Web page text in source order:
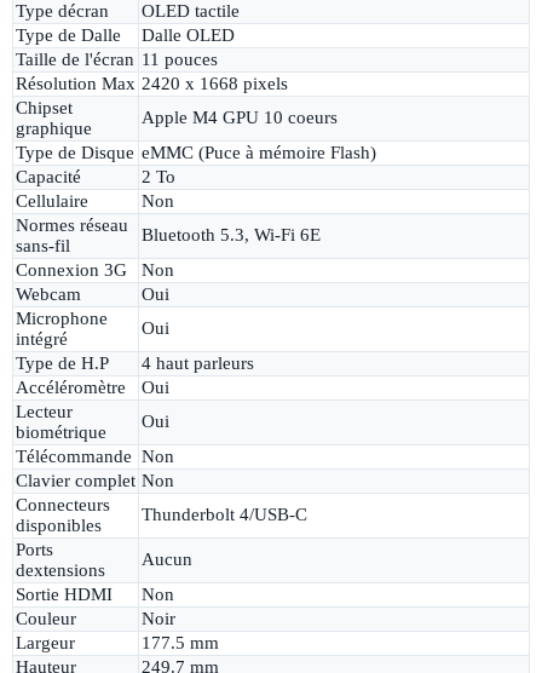
Type décran
OLED tactile
Type de Dalle
Dalle OLED
Taille de l'écran 11 pouces
Résolution Max 2420 x 1668 pixels
Chipset
graphique
Apple M4 GPU 10 coeurs
Type de Disque eMMC (Puce à mémoire Flash)
Capacité
2 To
Cellulaire
Non
Normes réseau
sans-fil
Bluetooth 5.3, Wi-Fi 6E
Connexion 3G
Non
Webcam
Oui
Microphone
intégré
Oui
Type de H.P
4 haut parleurs
Accéléromètre
Oui
Lecteur
biométrique
Oui
Télécommande Non
Clavier complet Non
Connecteurs
disponibles
Thunderbolt 4/USB-C
Ports
dextensions
Aucun
Sortie HDMI
Non
Couleur
Noir
Largeur
177.5 mm
Hauteur
249.7 mm